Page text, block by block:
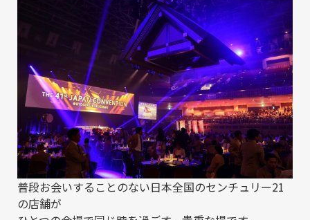
普段お会いすることのない日本全国のセンチュリー21
の店舗が